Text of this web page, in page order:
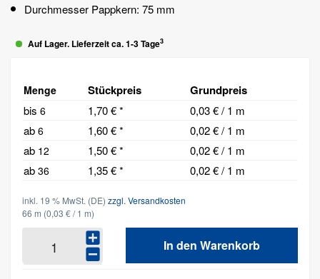
Durchmesser Pappkern: 75 mm
Auf Lager. Lieferzeit ca. 1-3 Tage3
Menge Stückpreis Grundpreis
bis 6 1,70 € *
0,03 € / 1 m
ab 6 1,60 € *
0,02 € / 1 m
ab 12 1,50 € *
0,02 € / 1 m
ab 36 1,35 € * 0,02 € / 1 m
inkl. 19 % MwSt. (DE) zzgl. Versandkosten
66 m (0,03 € / 1 m)
In den Warenkorb